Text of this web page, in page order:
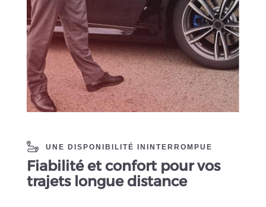
UNE DISPONIBILITÉ ININTERROMPUE
Fiabilité et confort pour vos
trajets longue distance